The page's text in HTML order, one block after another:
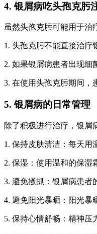
4. 银屑病吃头孢克肟
虽然头孢克肟可能用于治
1. 头孢克肟不能直接治疗
2. 如果银屑病患者出现细
3. 在使用头孢克肟期间，
5. 银屑病的日常管理
除了积极进行治疗，银屑
1. 保持皮肤清洁：每天用
2. 保湿：使用温和的保湿
3. 避免搔抓：银屑病患者
4. 避免阳光暴晒：阳光暴
5. 保持心情舒畅：精神压